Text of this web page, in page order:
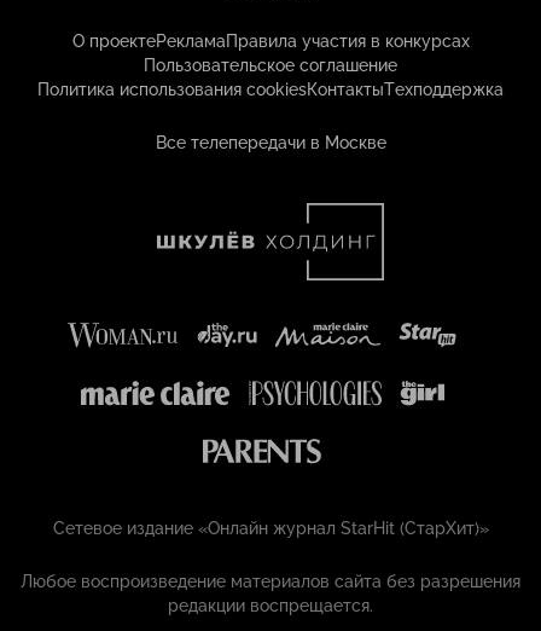
О проектеРекламаПравила участия в конкурсах
Пользовательское соглашение
Политика использования cookiesКонтактыТехподдержка
Все телепередачи в Москве
Сетевое издание «Онлайн журнал StarHit (СтарХит)»
Любое воспроизведение материалов сайта без разрешения
редакции воспрещается.